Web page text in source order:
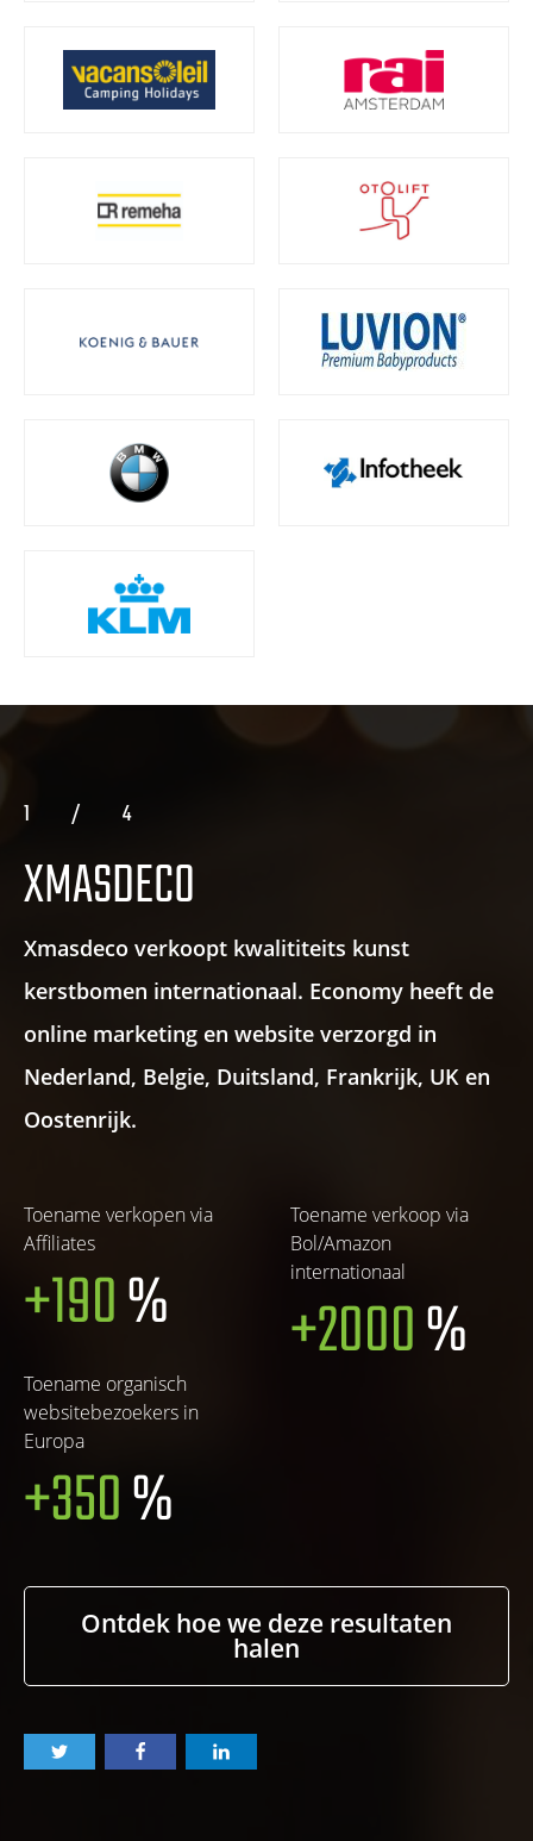
1 / 4
XMASDECO
Xmasdeco verkoopt kwalititeits kunst
kerstbomen internationaal. Economy heeft de
online marketing en website verzorgd in
Nederland, Belgie, Duitsland, Frankrijk, UK en
Oostenrijk.
Toename verkopen via
Affiliates
+190%
Toename verkoop via
Bol/Amazon
internationaal
+2000%
Toename organisch
websitebezoekers in
Europa
+350%
Ontdek hoe we deze resultaten
halen